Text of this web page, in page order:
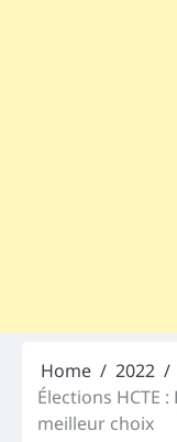
Home 2022
Élections HCTE
meilleur choix